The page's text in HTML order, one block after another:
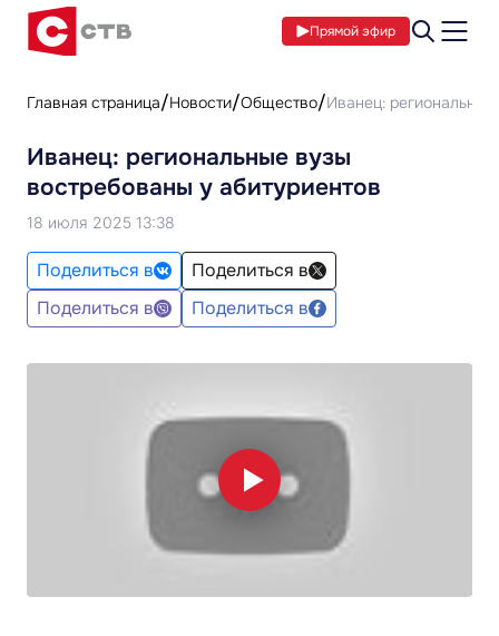
Прямой эфир
Главная страница Новости Общество Иванец:
Иванец: региональные вузы
востребованы у абитуриентов
18 июля 2025 13:38
Поделиться в
Поделиться в
Поделиться в
Поделиться в